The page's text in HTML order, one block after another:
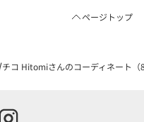
ページトップ
チコ Hitomiさんのコーディネート（